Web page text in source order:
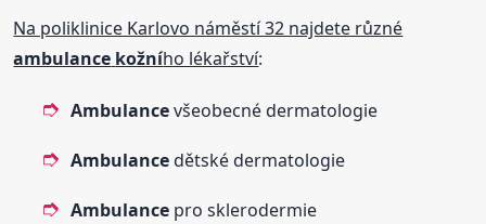
Na poliklinice Karlovo náměstí 32 najdete různé
ambulance kožního lékařství:
Ambulancevšeobecné dermatologie
Ambulancedětské dermatologie
Ambulance pro sklerodermie